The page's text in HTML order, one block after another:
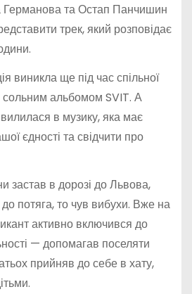
Германова та Остап Панчишин
трек, який розповідає
виникла ще під час спільної
альбомом SVIT. А
вилилася в музику, яка має
єдності та свідчити про
застав в дорозі до Львова,
до потяга, то чув вибухи. Вже на
активно включився до
— допомагав поселяти
прийняв до себе в хату,